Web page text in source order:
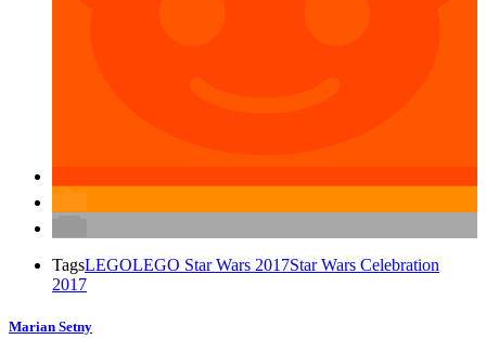
TagsLEGOLEGO Star Wars 2017Star Wars Celebration
2017
Marian Setny